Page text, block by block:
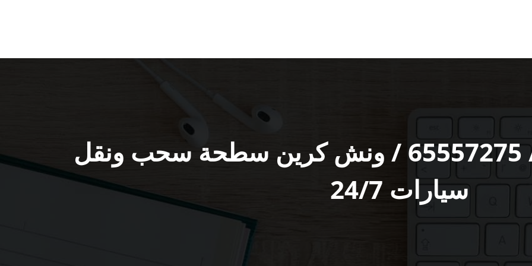
ونش الرحاب رقم / 65557275 / ونش كرين سطحة سحب ونقل
سيارات 24/7